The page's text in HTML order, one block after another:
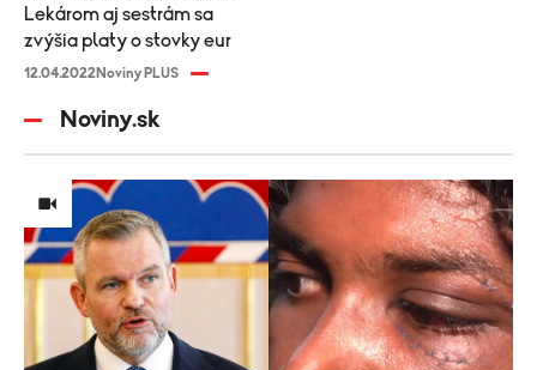
Lekárom aj sestrám sa
zvýšia platy o stovky eur
12.04.2022Noviny PLUS
Noviny.sk